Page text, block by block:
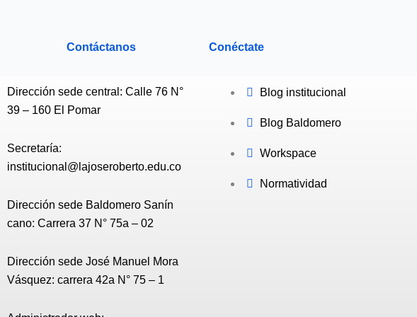
Contáctanos Conéctate
Dirección sede central: Calle 76 N°
39 – 160 El Pomar
Secretaría:
institucional@lajoseroberto.edu.co
Dirección sede Baldomero Sanín
cano: Carrera 37 N° 75a – 02
Dirección sede José Manuel Mora
Vásquez: carrera 42a N° 75 – 1
Blog institucional
Blog Baldomero
Workspace
Normatividad